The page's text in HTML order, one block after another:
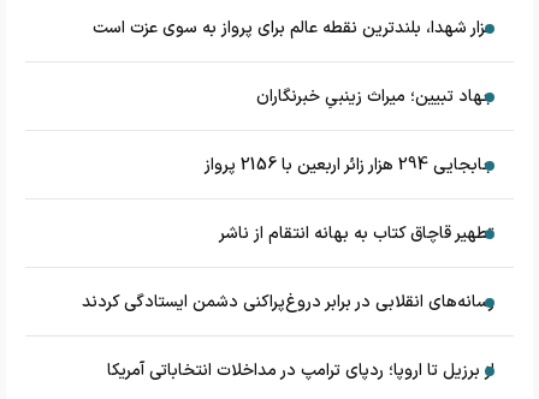
مزار شهدا، بلندترین نقطه عالم برای پرواز به سوی عزت است
جهاد تبیین؛ میراث زینبیِ خبرنگاران
جابجایی 294 هزار زائر اربعین با 2156 پرواز
تطهیر قاچاق کتاب به بهانه انتقام از ناشر
رسانه‌های انقلابی در برابر دروغ‌پراکنی دشمن ایستادگی کردند
از برزیل تا اروپا؛ ردپای ترامپ در مداخلات انتخاباتی آمریکا